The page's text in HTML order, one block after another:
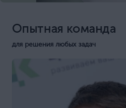
Опытная команда
для решения любых задач